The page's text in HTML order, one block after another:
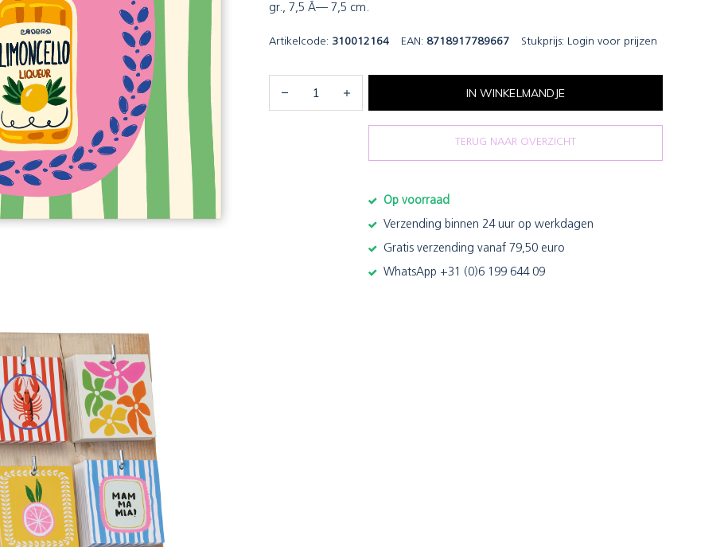
gr., 7,5 Ã— 7,5 cm.
Artikelcode: 310012164 EAN: 8718917789667 Stukprijs: Login voor prijzen
IN WINKELMANDJE
TERUG NAAR OVERZICHT
Op voorraad
Verzending binnen 24 uur op werkdagen
Gratis verzending vanaf 79,50 euro
WhatsApp +31 (0)6 199 644 09